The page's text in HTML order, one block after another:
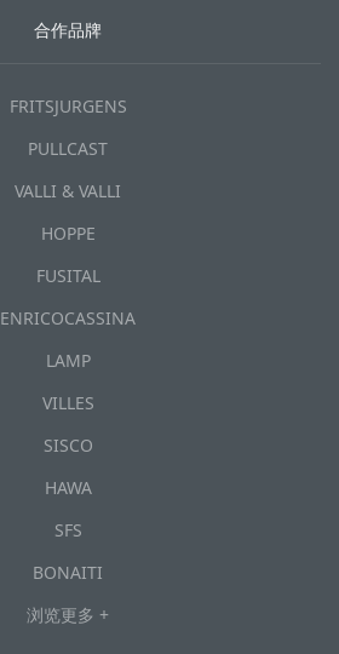
合作品牌
FRITSJURGENS
PULLCAST
VALLI & VALLI
HOPPE
FUSITAL
ENRICOCASSINA
LAMP
VILLES
SISCO
HAWA
SFS
BONAITI
浏览更多 +